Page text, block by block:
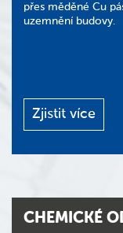
přes měděné Cu
uzemnění budovy.
Zjistit více
CHEMICKÉ